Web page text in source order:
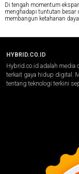
Di tengah momentum
menghadapi tuntutan besar
membangun ketahanan
HYBRID.CO.ID
Hybrid.co.id adalah media
terkait gaya hidup digital.
tentang teknologi terkini